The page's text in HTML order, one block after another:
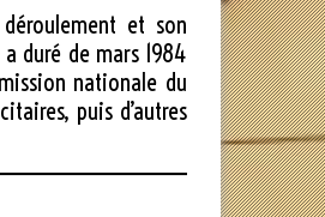
et son
duré de mars 1984
nationale du
puis d’autres